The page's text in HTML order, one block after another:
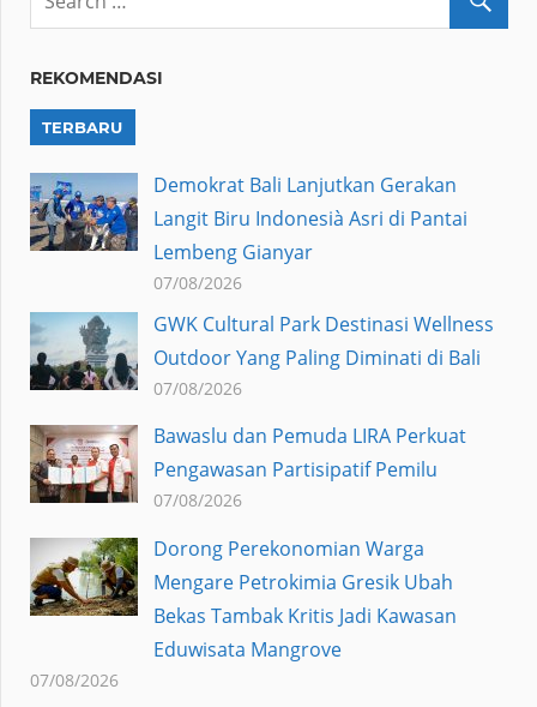
REKOMENDASI
TERBARU
Demokrat Bali Lanjutkan Gerakan
Langit Biru Indonesià Asri di Pantai
Lembeng Gianyar
07/08/2026
GWK Cultural Park Destinasi Wellness
Outdoor Yang Paling Diminati di Bali
07/08/2026
Bawaslu dan Pemuda LIRA Perkuat
Pengawasan Partisipatif Pemilu
07/08/2026
Dorong Perekonomian Warga
Mengare Petrokimia Gresik Ubah
Bekas Tambak Kritis Jadi Kawasan
Eduwisata Mangrove
07/08/2026